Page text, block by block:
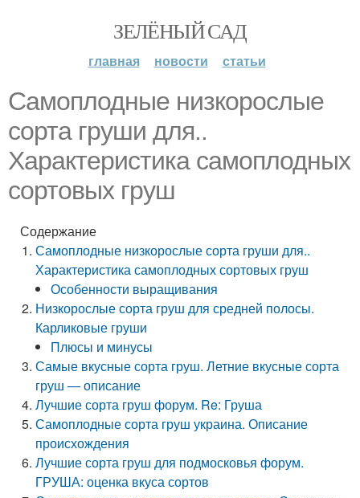
ЗЕЛЁНЫЙ САД
главная новости статьи
Самоплодные низкорослые
сорта груши для..
Характеристика самоплодных
сортовых груш
Содержание
Самоплодные низкорослые сорта груши для..
Характеристика самоплодных сортовых груш
Особенности выращивания
Низкорослые сорта груш для средней полосы.
Карликовые груши
Плюсы и минусы
Самые вкусные сорта груш. Летние вкусные сорта
груш — описание
Лучшие сорта груш форум. Re: Груша
Самоплодные сорта груш украина. Описание
происхождения
Лучшие сорта груш для подмосковья форум.
ГРУША: оценка вкуса сортов